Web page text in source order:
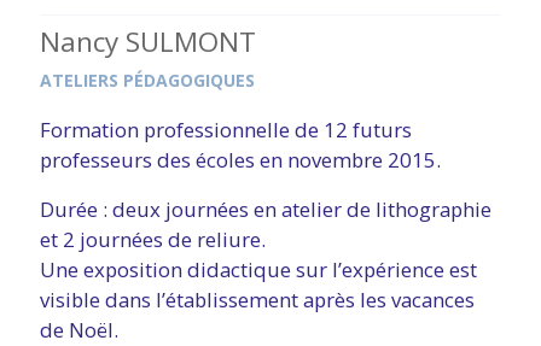
Nancy SULMONT
ATELIERS PÉDAGOGIQUES
Formation professionnelle de 12 futurs
professeurs des écoles en novembre 2015.
Durée : deux journées en atelier de lithographie
et 2 journées de reliure.
Une exposition didactique sur l’expérience est
visible dans l’établissement après les vacances
de Noël.